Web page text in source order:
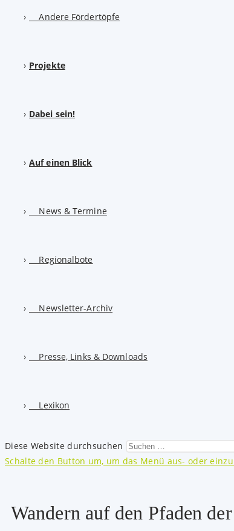
Andere Fördertöpfe
Projekte
Dabei sein!
Auf einen Blick
News & Termine
Regionalbote
Newsletter-Archiv
Presse, Links & Downloads
Lexikon
Diese Website durchsuchen
Schalte den Button um, um das Menü aus- oder
Wandern auf den Pfaden